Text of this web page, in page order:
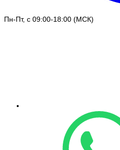
Пн-Пт, с 09:00-18:00 (МСК)